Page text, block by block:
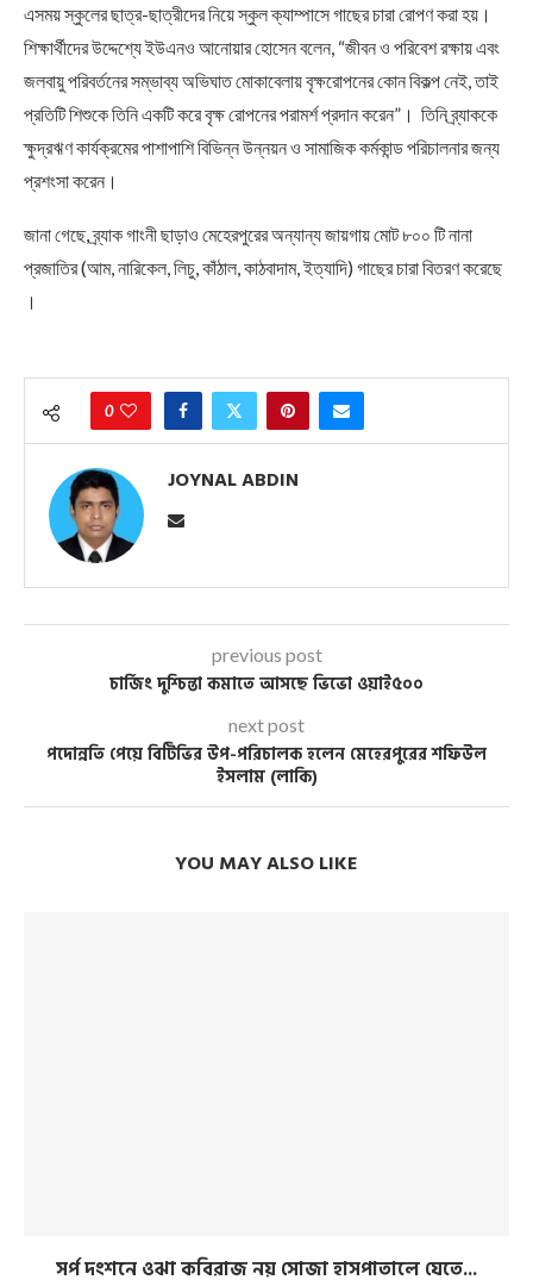
এসময় স্কুলের ছাত্র-ছাত্রীদের নিয়ে স্কুল ক্যাম্পাসে গাছের চারা রোপণ করা হয়।
শিক্ষার্থীদের উদ্দেশ্যে ইউএনও আনোয়ার হোসেন বলেন, “জীবন ও পরিবেশ রক্ষায় এবং
জলবায়ু পরিবর্তনের সম্ভাব্য অভিঘাত মোকাবেলায় বৃক্ষরোপনের কোন বিকল্প নেই, তাই
প্রতিটি শিশুকে তিনি একটি করে বৃক্ষ রোপনের পরামর্শ প্রদান করেন”। তিনি ব্র্যাককে
ক্ষুদ্রঋণ কার্যক্রমের পাশাপাশি বিভিন্ন উন্নয়ন ও সামাজিক কর্মকান্ড পরিচালনার জন্য
প্রশংসা করেন।
জানা গেছে, ব্র্যাক গাংনী ছাড়াও মেহেরপুরের অন্যান্য জায়গায় মোট ৮০০ টি নানা
প্রজাতির (আম, নারিকেল, লিচু, কাঁঠাল, কাঠবাদাম, ইত্যাদি) গাছের চারা বিতরণ করেছে
।
0
JOYNAL ABDIN
previous post
চার্জিং দুশ্চিন্তা কমাতে আসছে ভিভো ওয়াই৫০০
next post
পদোন্নতি পেয়ে বিটিভির উপ-পরিচালক হলেন মেহেরপুরের শফিউল
ইসলাম (লাকি)
YOU MAY ALSO LIKE
সর্প দংশনে ওঝা কবিরাজ নয় সোজা হাসপাতালে যেতে...